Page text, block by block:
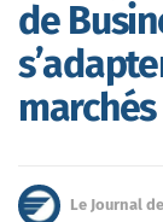
de
marchés
Le Journal